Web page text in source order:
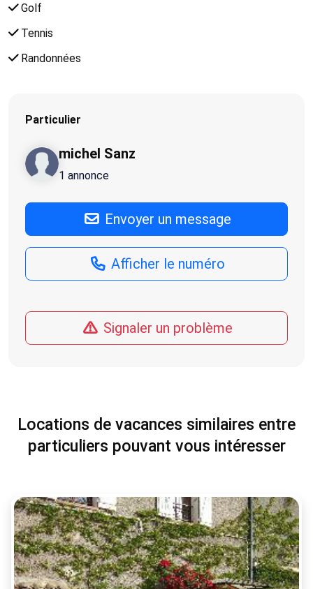
Golf
Tennis
Randonnées
Particulier
michel Sanz
1 annonce
Envoyer un message
Afficher le numéro
Signaler un problème
Locations de vacances similaires entre
particuliers pouvant vous intéresser